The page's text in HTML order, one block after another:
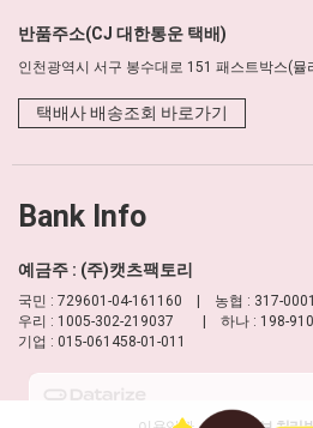
반품주소(CJ 대한통운 택배)
인천광역시 서구 봉수대로 151 패스트박스(뮬
택배사 배송조회 바로가기
Bank Info
예금주 : (주)캣츠팩토리
국민 : 729601-04-161160 | 농협 : 317-
우리 : 1005-302-219037 | 하나 : 198-
기업 : 015-061458-01-011